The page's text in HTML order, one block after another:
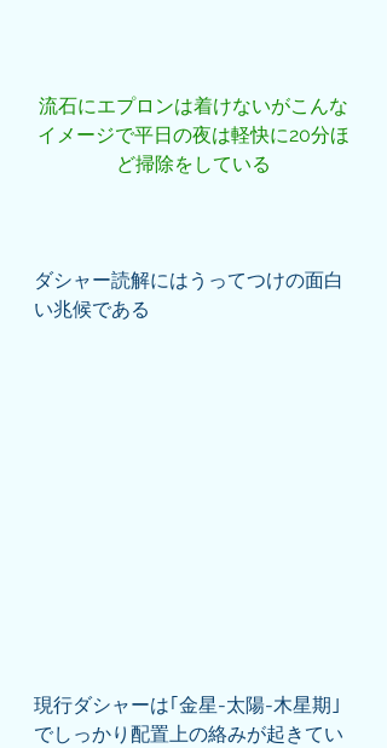
流石にエプロンは着けないがこんな
イメージで平日の夜は軽快に20分ほ
ど掃除をしている
ダシャー読解にはうってつけの面白
い兆候である
現行ダシャーは｢金星-太陽-木星期｣
でしっかり配置上の絡みが起きてい